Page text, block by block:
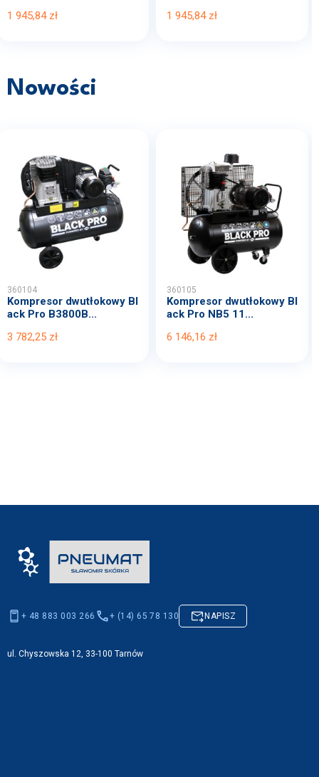
1 945,84 zł
1 945,84 zł
Nowości
360104
Kompresor dwutłokowy Bl
ack Pro B3800B...
3 782,25 zł
360105
Kompresor dwutłokowy Bl
ack Pro NB5 11...
6 146,16 zł
+ 48 883 003 266 + (14) 65 78 130 NAPISZ
ul. Chyszowska 12, 33-100 Tarnów